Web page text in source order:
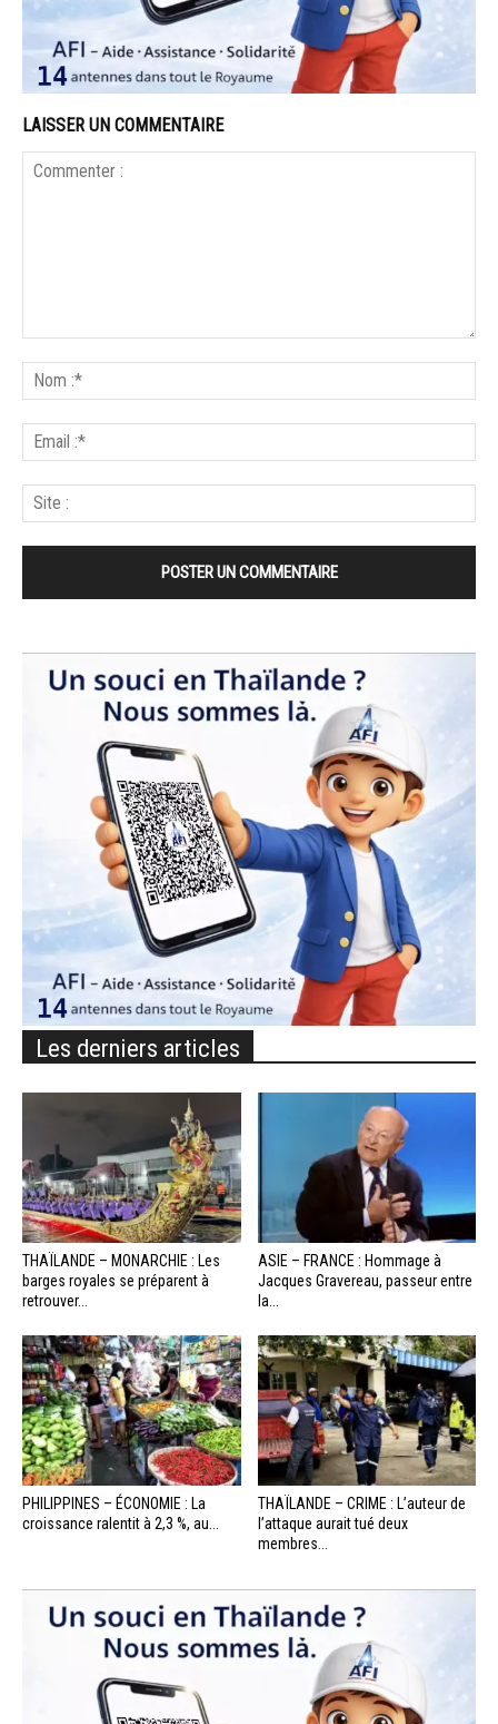
LAISSER UN COMMENTAIRE
Les derniers articles
THAÏLANDE – MONARCHIE : Les
barges royales se préparent à
retrouver...
ASIE – FRANCE : Hommage à
Jacques Gravereau, passeur entre
la...
PHILIPPINES – ÉCONOMIE : La
croissance ralentit à 2,3 %, au...
THAÏLANDE – CRIME : L’auteur de
l’attaque aurait tué deux
membres...